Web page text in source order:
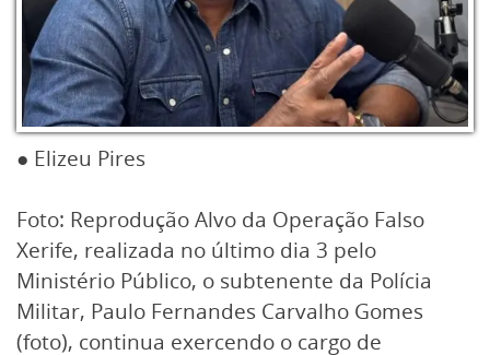
● Elizeu Pires
Foto: Reprodução Alvo da Operação Falso
Xerife, realizada no último dia 3 pelo
Ministério Público, o subtenente da Polícia
Militar, Paulo Fernandes Carvalho Gomes
(foto), continua exercendo o cargo de